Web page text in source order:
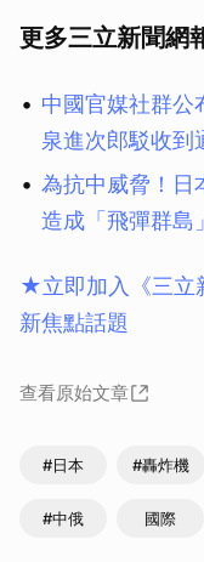
更多三立新聞網
中國官媒社群
泉進次郎駁收到
為抗中威脅！
造成「飛彈群島」
★立即加入《三立
新焦點話題
查看原始文章
#日本 #轟炸機
#中俄 國際